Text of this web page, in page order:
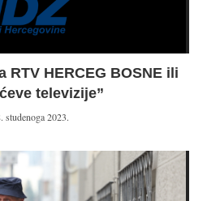
RTV HERCEG BOSNE ili
televizije”
studenoga 2023.